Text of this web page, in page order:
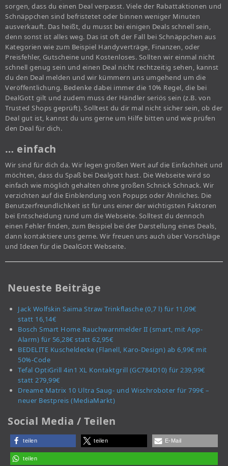
sorgen, dass du einen Deal verpasst. Viele der Rabattaktionen und
Schnäppchen sind befristetet oder binnen weniger Minuten
ausverkauft. Das heißt, du musst bei einigen Deals schnell sein,
denn sonst ist alles weg. Das ist oft der Fall bei Schnäppchen aus
Kategorien wie zum Beispiel Handyverträge, Finanzen, oder
Preisfehler, Gutscheine und Kostenloses. Sollten wir einmal nicht
schnell genug sein und einen Deal nicht rechtzeitig sehen, kannst
du den Deal melden und wir kümmern uns umgehend um die
Veröffentlichung. Bedenke dabei immer die 10% Regel, die bei
DealGott gilt und zudem muss der Händler seriös sein (z.B. von
Trusted Shops geprüft). Solltest du dir mal nicht sicher sein, ob der
Deal gut ist, kannst du uns gerne um Hilfe bitten und wie prüfen
den Deal für dich.
… einfach
Wir sind für dich da. Wir legen großen Wert auf die Einfachheit und
möchten, dass du Spaß bei Dealgott hast. Die Webseite wird so
einfach wie möglich gehalten ohne großen Schnick Schnack. Wir
verzichten auf die Einblendung von Popups oder Ähnliches. Die
Benutzerfreundlichkeit ist für uns einer der wichtigsten Faktoren
bei Entscheidung rund um die Webseite. Solltest du dennoch
einen Fehler finden, zum Beispiel bei der Darstellung eines Deals,
dann kontaktiere uns gerne. Wir freuen uns auch über Vorschläge
und Ideen für die DealGott Webseite.
Neueste Beiträge
Jack Wolfskin Saima Straw Trinkflasche (0,7 l) für 11,09€
statt 16,14€
Bosch Smart Home Rauchwarnmelder II (smart, mit App-
Alarm) für 56,28€ statt 62,95€
BEDELITE Kuscheldecke (Flanell, Karo-Design) ab 6,99€ mit
50%-Code
Tefal OptiGrill 4in1 XL Kontaktgrill (GC784D10) für 239,99€
statt 279,99€
Dreame Matrix 10 Ultra Saug- und Wischroboter für 799€ –
neuer Bestpreis (MediaMarkt)
Social Media / Teilen
teilen teilen E-Mail
teilen